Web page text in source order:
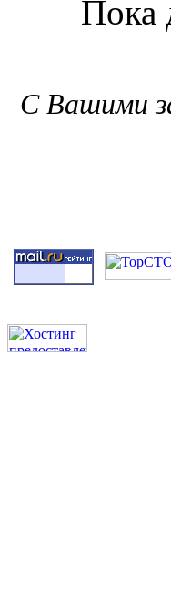
Пока
С Вашими